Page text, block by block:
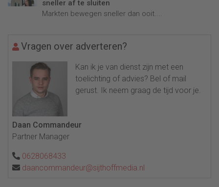
sneller af te sluiten
Markten bewegen sneller dan ooit....
Vragen over adverteren?
Kan ik je van dienst zijn met een
toelichting of advies? Bel of mail
gerust. Ik neem graag de tijd voor je.
Daan Commandeur
Partner Manager
0628068433
daancommandeur@sijthoffmedia.nl